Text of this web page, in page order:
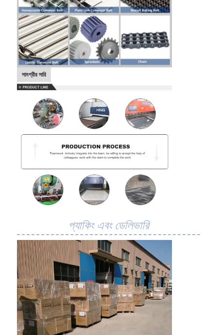
বাড়ি
পণ্য
আমাদের সম্পর্কে
মান নিয়ন্ত্রণ
আমাদের সাথে যোগাযোগ করুন
সব ক্ষেত্রেই
স্টেইনলেস স্টীল জাল বেল্ট
সর্পিল তারের জাল
উচ্চ তাপমাত্রা তারের জাল
সামগ্রীর সারি
প্যাকিং এবং ডেলিভারি